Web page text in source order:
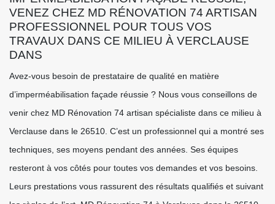
VENEZ CHEZ MD RÉNOVATION 74 ARTISAN
PROFESSIONNEL POUR TOUS VOS
TRAVAUX DANS CE MILIEU À VERCLAUSE
DANS
Avez-vous besoin de prestataire de qualité en matière
d’imperméabilisation façade réussie ? Nous vous conseillons de
venir chez MD Rénovation 74 artisan spécialiste dans ce milieu à
Verclause dans le 26510. C’est un professionnel qui a montré ses
techniques, ses moyens pendant des années. Ses équipes
resteront à vos côtés pour toutes vos demandes et vos besoins.
Leurs prestations vous rassurent des résultats qualifiés et suivant